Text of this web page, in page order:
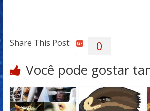
Share This Post: 0
Você pode gostar